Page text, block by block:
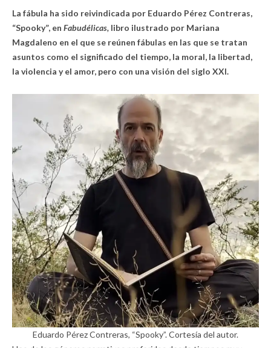
La fábula ha sido reivindicada por Eduardo Pérez Contreras,
“Spooky”, en Fabudélicas, libro ilustrado por Mariana
Magdaleno en el que se reúnen fábulas en las que se tratan
asuntos como el significado del tiempo, la moral, la libertad,
la violencia y el amor, pero con una visión del siglo XXI.
Eduardo Pérez Contreras, “Spooky”. Cortesía del autor.